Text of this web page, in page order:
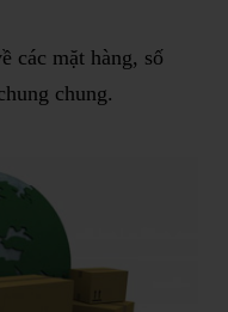
các mặt hàng, số
chung.